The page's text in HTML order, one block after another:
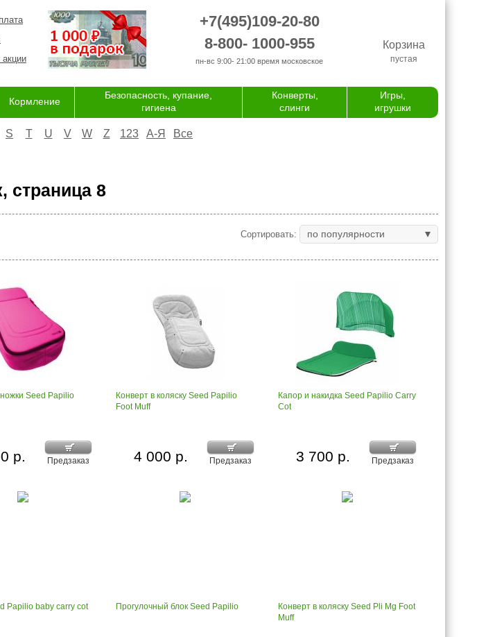
+7(495)109-20-80
8-800- 1000-955
пн-вс 9:00- 21:00 время московское
Корзина
пустая
Кормление
Безопасность, купание,
гигиена
Конверты,
слинги
Игры,
игрушки
S T U V W Z 123 А-Я Все
страница 8
Сортировать: по популярности
Seed Papilio
Предзаказ
р.
Конверт в коляску Seed Papilio
Foot Muff
Предзаказ
4 000 р.
Капор и накидка Seed Papilio Carry
Cot
Предзаказ
3 700 р.
Papilio baby carry cot Прогулочный блок Seed Papilio
Конверт в коляску Seed Pli Mg Foot
Muff